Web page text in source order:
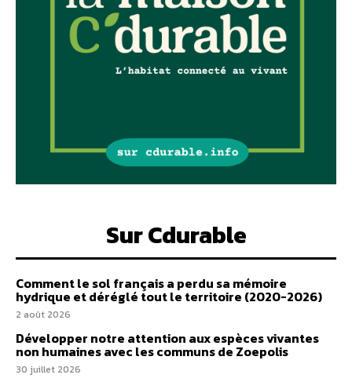
Sur Cdurable
Comment le sol français a perdu sa mémoire
hydrique et déréglé tout le territoire (2020-2026)
2 août 2026
Développer notre attention aux espèces vivantes
non humaines avec les communs de Zoepolis
30 juillet 2026